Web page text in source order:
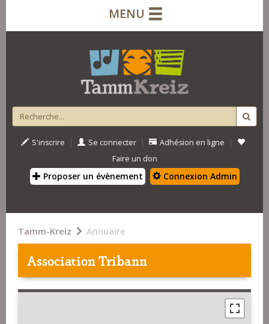
MENU
S'inscrire | Se connecter | Adhésion en ligne |
Faire un don
Proposer un évènement Connexion Admin
Tamm-Kreiz Annuaire
Association Tribann